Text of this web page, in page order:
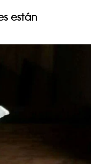
están